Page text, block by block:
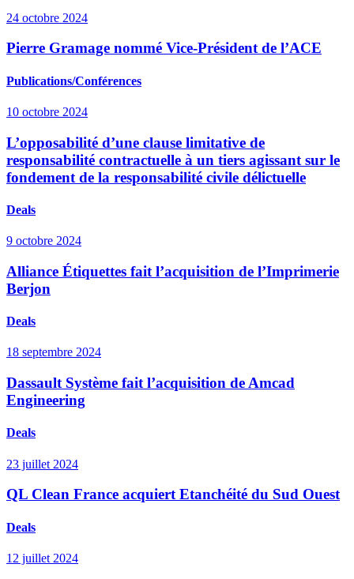
24 octobre 2024
Pierre Gramage nommé Vice-Président de l’ACE
Publications/Conférences
10 octobre 2024
L’opposabilité d’une clause limitative de
responsabilité contractuelle à un tiers agissant sur le
fondement de la responsabilité civile délictuelle
Deals
9 octobre 2024
Alliance Étiquettes fait l’acquisition de l’Imprimerie
Berjon
Deals
18 septembre 2024
Dassault Système fait l’acquisition de Amcad
Engineering
Deals
23 juillet 2024
QL Clean France acquiert Etanchéité du Sud Ouest
Deals
12 juillet 2024